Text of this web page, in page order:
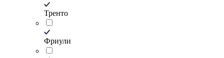
Тренто
Фриули